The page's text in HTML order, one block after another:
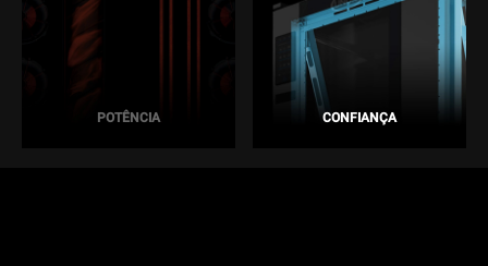
POTÊNCIA CONFIANÇA